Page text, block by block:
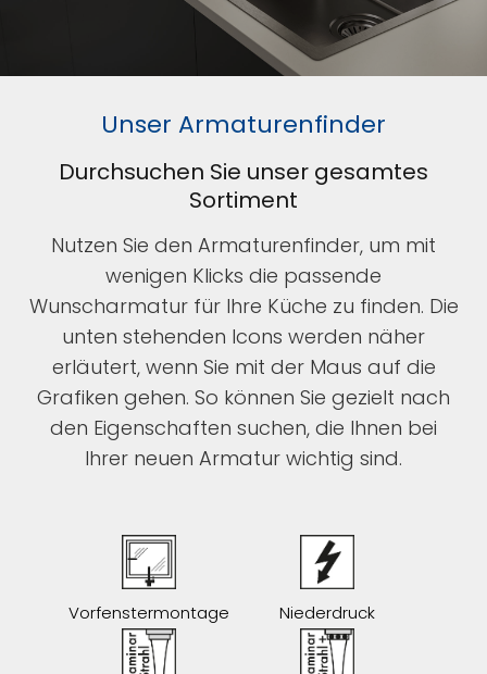
Unser Armaturenfinder
Durchsuchen Sie unser gesamtes
Sortiment
Nutzen Sie den Armaturenfinder, um mit
wenigen Klicks die passende
Wunscharmatur für Ihre Küche zu finden. Die
unten stehenden Icons werden näher
erläutert, wenn Sie mit der Maus auf die
Grafiken gehen. So können Sie gezielt nach
den Eigenschaften suchen, die Ihnen bei
Ihrer neuen Armatur wichtig sind.
Vorfenstermontage Niederdruck